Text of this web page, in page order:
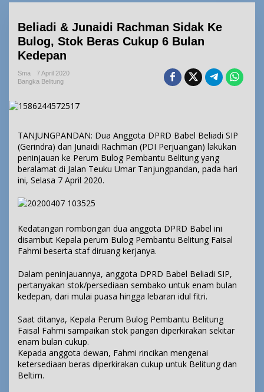
Beliadi & Junaidi Rachman Sidak Ke
Bulog, Stok Beras Cukup 6 Bulan
Kedepan
Sma
7 April 2020
Bangka Belitung
TANJUNGPANDAN: Dua Anggota DPRD Babel Beliadi SIP
(Gerindra) dan Junaidi Rachman (PDI Perjuangan) lakukan
peninjauan ke Perum Bulog Pembantu Belitung yang
beralamat di Jalan Teuku Umar Tanjungpandan, pada hari
ini, Selasa 7 April 2020.
Kedatangan rombongan dua anggota DPRD Babel ini
disambut Kepala perum Bulog Pembantu Belitung Faisal
Fahmi beserta staf diruang kerjanya.
Dalam peninjauannya, anggota DPRD Babel Beliadi SIP,
pertanyakan stok/persediaan sembako untuk enam bulan
kedepan, dari mulai puasa hingga lebaran idul fitri.
Saat ditanya, Kepala Perum Bulog Pembantu Belitung
Faisal Fahmi sampaikan stok pangan diperkirakan sekitar
enam bulan cukup.
Kepada anggota dewan, Fahmi rincikan mengenai
ketersediaan beras diperkirakan cukup untuk Belitung dan
Beltim.